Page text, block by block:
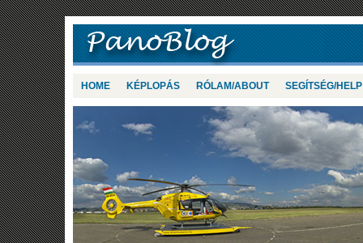
HOME KÉPLOPÁS RÓLAM/ABOUT SEGÍTSÉG/HELP